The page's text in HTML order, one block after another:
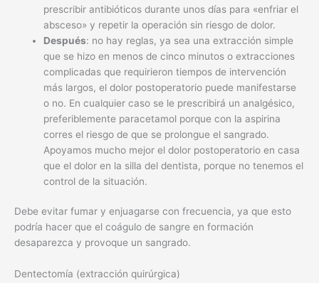
prescribir antibióticos durante unos días para «enfriar el
absceso» y repetir la operación sin riesgo de dolor.
Después: no hay reglas, ya sea una extracción simple
que se hizo en menos de cinco minutos o extracciones
complicadas que requirieron tiempos de intervención
más largos, el dolor postoperatorio puede manifestarse
o no. En cualquier caso se le prescribirá un analgésico,
preferiblemente paracetamol porque con la aspirina
corres el riesgo de que se prolongue el sangrado.
Apoyamos mucho mejor el dolor postoperatorio en casa
que el dolor en la silla del dentista, porque no tenemos el
control de la situación.
Debe evitar fumar y enjuagarse con frecuencia, ya que esto
podría hacer que el coágulo de sangre en formación
desaparezca y provoque un sangrado.
Dentectomía (extracción quirúrgica)